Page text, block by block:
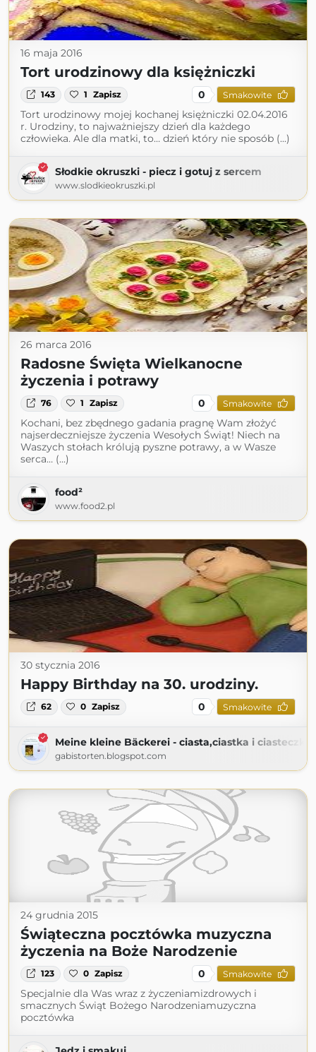
16 maja 2016
Tort urodzinowy dla księżniczki
143 1 Zapisz 0 Smakowite
Tort urodzinowy mojej kochanej księżniczki 02.04.2016
r. Urodziny, to najważniejszy dzień dla każdego
człowieka. Ale dla matki, to… dzień który nie sposób (...)
Słodkie okruszki - piecz i gotuj z sercem
www.slodkieokruszki.pl
26 marca 2016
Radosne Święta Wielkanocne
życzenia i potrawy
76 1 Zapisz 0 Smakowite
Kochani, bez zbędnego gadania pragnę Wam złożyć
najserdeczniejsze życzenia Wesołych Świąt! Niech na
Waszych stołach królują pyszne potrawy, a w Wasze
serca… (...)
food²
www.food2.pl
30 stycznia 2016
Happy Birthday na 30. urodziny.
62 0 Zapisz 0 Smakowite
Meine kleine Bäckerei - ciasta,ciastka i ciasteczka
gabistorten.blogspot.com
24 grudnia 2015
Świąteczna pocztówka muzyczna
życzenia na Boże Narodzenie
123 0 Zapisz 0 Smakowite
Specjalnie dla Was wraz z życzeniamizdrowych i
smacznych Świąt Bożego Narodzeniamuzyczna
pocztówka